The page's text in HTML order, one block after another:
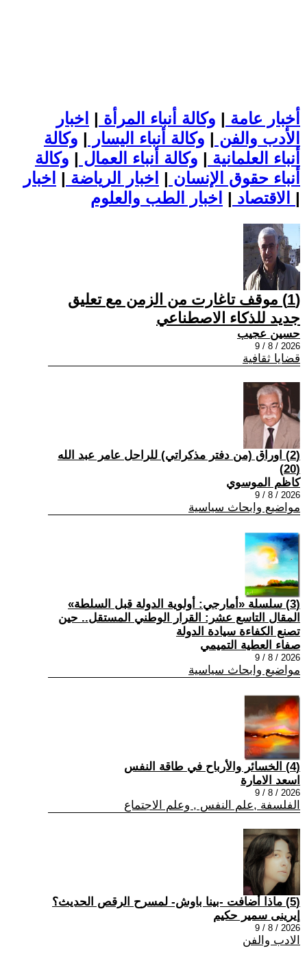
أخبار عامة | وكالة أنباء المرأة | اخبار
الأدب والفن | وكالة أنباء اليسار | وكالة
أنباء العلمانية | وكالة أنباء العمال | وكالة
أنباء حقوق الإنسان | اخبار الرياضة | اخبار
الاقتصاد | |
(1) موقف تاغارت من الزمن مع تعليق
جديد للذكاء الاصطناعي
حسين عجيب
2026 / 8 / 9
قضايا ثقافية
(2) اوراق (من دفتر مذكراتي) للراحل عامر عبد الله
(20)
كاظم الموسوي
2026 / 8 / 9
مواضيع وابحاث سياسية
(3) سلسلة «أمارجي: أولوية الدولة قبل السلطة»
المقال التاسع عشر: القرار الوطني المستقل.. حين
تصنع الكفاءة سيادة الدولة
صفاء العطية التميمي
2026 / 8 / 9
مواضيع وابحاث سياسية
(4) الخسائر والأرباح في طاقة النفس
اسعد الامارة
2026 / 8 / 9
الفلسفة ,علم النفس , وعلم الاجتماع
(5) ماذا أضافت -بينا باوش- لمسرح الرقص الحديث؟
إيرينى سمير حكيم
2026 / 8 / 9
الادب والفن